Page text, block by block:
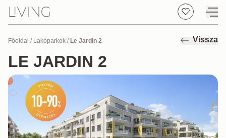
Főoldal / Lakóparkok / Le Jardin 2 Vissza
LE JARDIN 2